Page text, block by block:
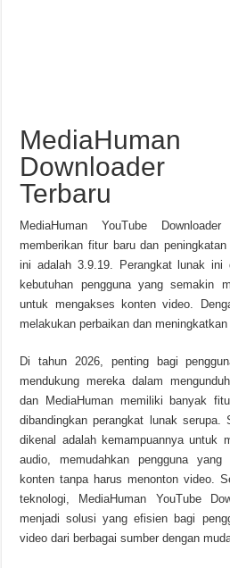
Downloader
Terbaru
MediaHuman YouTube
memberikan fitur baru dan
ini adalah 3.9.19. Perangkat lunak ini
kebutuhan pengguna yang semakin
untuk mengakses konten video.
melakukan perbaikan dan
Di tahun 2026, penting bagi
mendukung mereka dalam
dan MediaHuman memiliki banyak
dibandingkan perangkat lunak
dikenal adalah kemampuannya untuk
audio, memudahkan pengguna yang
konten tanpa harus menonton video.
teknologi, MediaHuman YouTube
menjadi solusi yang efisien bagi
video dari berbagai sumber dengan